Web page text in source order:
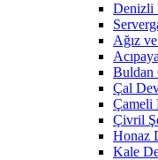
Denizli
Ağız
Buldan
Çal
Çameli
Çivril
Honaz
Kale